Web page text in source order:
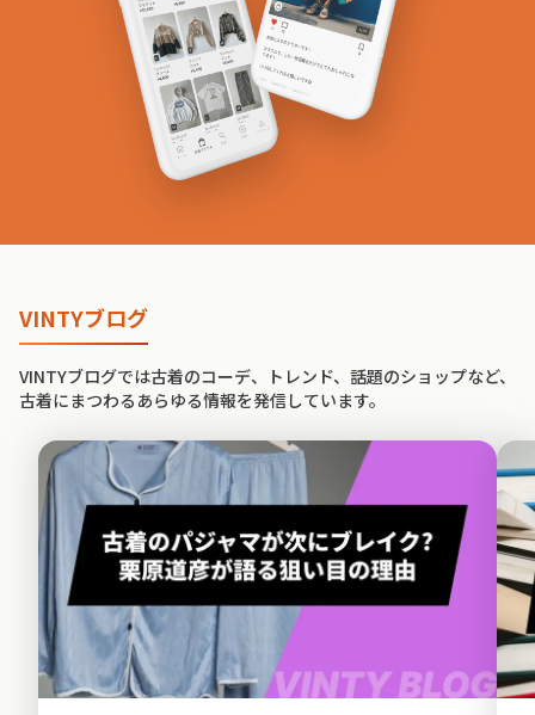
VINTYブログ
VINTYブログでは古着のコーデ、トレンド、話題のショップなど、
古着にまつわるあらゆる情報を発信しています。